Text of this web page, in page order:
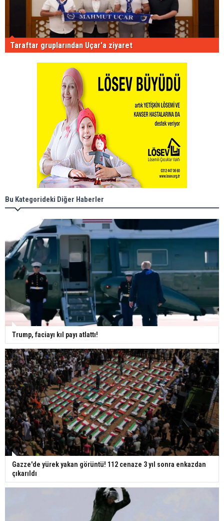
Taraftar gruplarından Uçar'a ziyaret
Bu Kategorideki Diğer Haberler
Trump, faciayı kıl payı atlattı!
Gazze'de yürek yakan görüntü! 112 cenaze 3 yıl sonra enkazdan
çıkarıldı